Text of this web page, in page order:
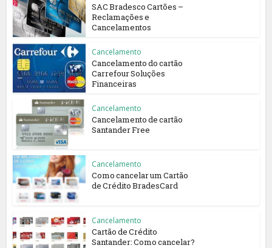
SAC Bradesco Cartões –
Reclamações e
Cancelamentos
Cancelamento
Cancelamento do cartão
Carrefour Soluções
Financeiras
Cancelamento
Cancelamento de cartão
Santander Free
Cancelamento
Como cancelar um Cartão
de Crédito BradesCard
Cancelamento
Cartão de Crédito
Santander: Como cancelar?